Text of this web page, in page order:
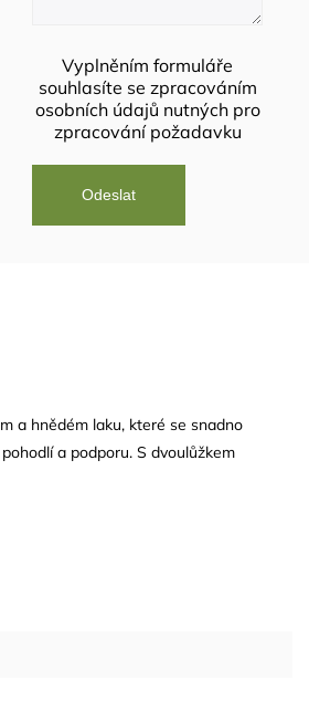
Vyplněním formuláře
souhlasíte se zpracováním
osobních údajů nutných pro
zpracování požadavku
a hnědém laku, které se snadno
a podporu. S dvoulůžkem